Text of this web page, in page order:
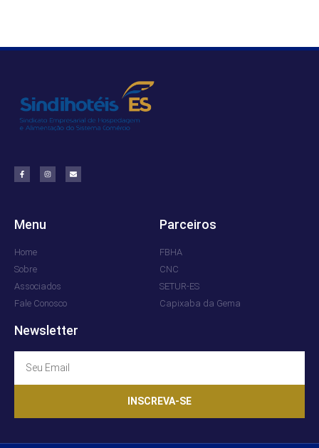
Menu
Home
Sobre
Associados
Fale Conosco
Parceiros
FBHA
CNC
SETUR-ES
Capixaba da Gema
Newsletter
INSCREVA-SE